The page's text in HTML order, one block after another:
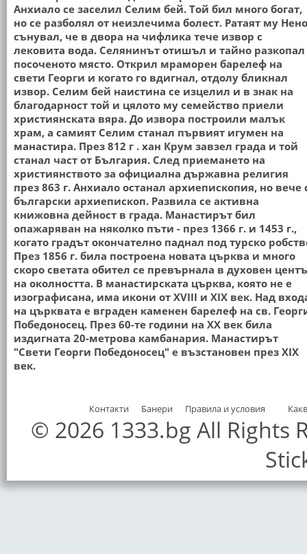
Анхиало се заселил Селим бей. Той бил много богат,
но се разболял от неизлечима болест. Ратаят му Нено
сънувал, че в двора на чифлика тече извор с
лековита вода. Селянинът отишъл и тайно разкопал
посоченото място. Открил мраморен барелеф на
свети Георги и когато го вдигнал, отдолу бликнал
извор. Селим бей наистина се изцелил и в знак на
благодарност той и цялото му семейство приели
християнската вяра. До извора построили малък
храм, а самият Селим станал първият игумен на
манастира. През 812 г . хан Крум завзел града и той
станал част от България. След приемането на
християнството за официална държавна религия
през 863 г. Анхиало останал архиепископия, но вече
български архиепископ. Развила се активна
книжовна дейност в града. Манастирът бил
опажаряван на няколко пъти - през 1366 г. и 1453 г.,
когато градът окончателно паднал под турско
През 1856 г. била построена новата църква и много
скоро светата обител се превърнала в духовен
на околността. В манастирската църква, която не е
изографисана, има икони от XVIII и XIX век. Над
на църквата е вграден каменен барелеф на св.
Победоносец. През 60-те години на XX век била
издигната 20-метрова камбанария. Манастирът
"Свети Георги Победоносец" е възстановен през XIX
век.
Контакти Банери Правила и условия
© 2026 1333.bg All Rights